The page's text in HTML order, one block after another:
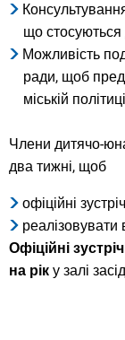
що стосуються
Можливість
ради, щоб
міській політиці
Члени дитячо-
два тижні, щоб
офіційні
реалізовувати
Офіційні
на рік у залі